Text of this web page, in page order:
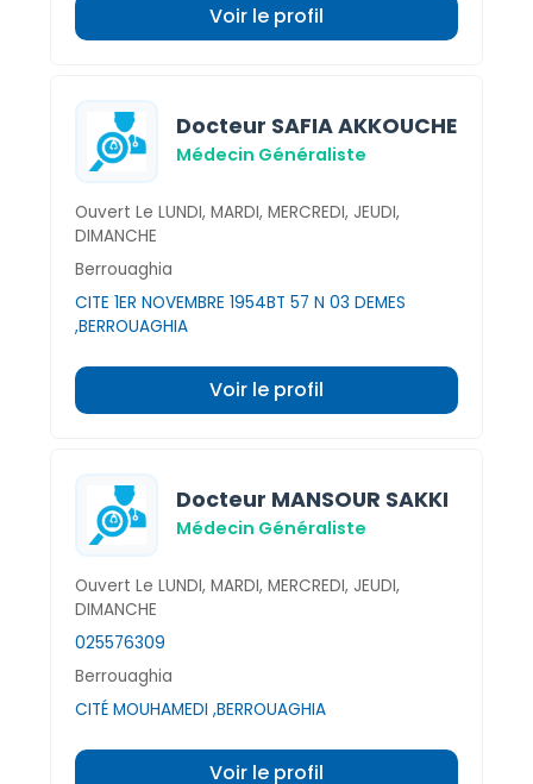
Voir le profil
Docteur SAFIA AKKOUCHE
Médecin Généraliste
Ouvert Le LUNDI, MARDI, MERCREDI, JEUDI,
DIMANCHE
Berrouaghia
CITE 1ER NOVEMBRE 1954BT 57 N 03 DEMES
,BERROUAGHIA
Voir le profil
Docteur MANSOUR SAKKI
Médecin Généraliste
Ouvert Le LUNDI, MARDI, MERCREDI, JEUDI,
DIMANCHE
025576309
Berrouaghia
CITÉ MOUHAMEDI ,BERROUAGHIA
Voir le profil